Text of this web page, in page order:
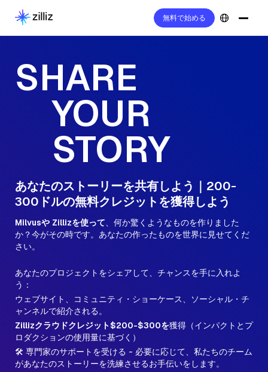
無料で始める
SHARE
YOUR
STORY
あなたのストーリーを共有しよう｜200-
300ドルの無料クレジットを獲得しよう
Milvusや Zillizを使って、何か驚くようなものを作りました
か？今がその時です。あなたの作ったものを世界に見せてくだ
さい。
あなたのプロジェクトをシェアして、チャンスを手に入れよ
う：
ウェブサイト、コミュニティ・ショーケース、ソーシャル・チ
ャンネルで紹介される。
Zillizクラウドクレジット$200-$300を獲得（インパクトとプ
ロダクションの使用量に基づく）
🛠️ 専門家のサポートを受ける - 必要に応じて、私たちのチーム
があなたのストーリーを洗練させるお手伝いをします。